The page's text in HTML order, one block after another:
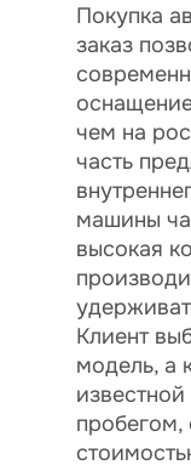
Покупка
заказ
чем на
часть
машины
высокая
Клиент
модель, а
пробегом,